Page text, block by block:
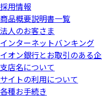
採用情報
商品概要説明書一覧
法人のお客さま
インターネットバンキング
イオン銀行とお取引のある
支店名について
サイトの利用について
各種お手続き